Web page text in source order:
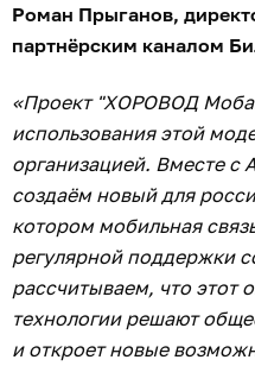
Роман Прыганов,
партнёрским каналом
«Проект "ХОРОВОД
использования этой
организацией. Вместе
создаём новый для
котором мобильная
регулярной поддержки
рассчитываем, что этот
технологии решают
и откроет новые